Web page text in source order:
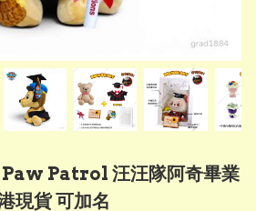
Patrol 汪汪隊阿奇畢業
現貨 可加名